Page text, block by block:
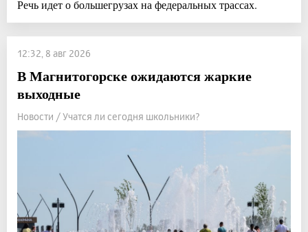
Речь идет о большегрузах на федеральных трассах.
12:32, 8 авг 2026
В Магнитогорске ожидаются жаркие
выходные
Новости / Учатся ли сегодня школьники?